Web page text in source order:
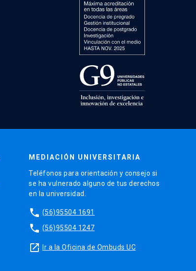
MEDIACIÓN UNIVERSITARIA
Teléfonos para orientación y consejo si
se ha vulnerado alguno de tus derechos
en la universidad.
phone (56)95504 1691
phone (56)95504 1247
launch Ir a la Oficina de Ombuds UC